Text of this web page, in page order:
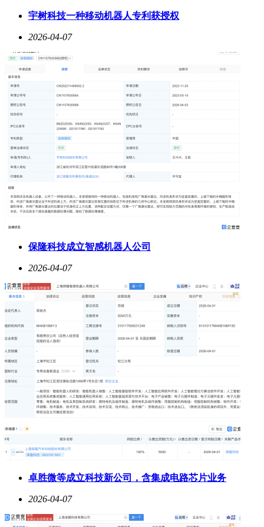
宇树科技一种移动机器人专利获授权
2026-04-07
保隆科技成立智感机器人公司
2026-04-07
卓胜微等成立科技新公司，含集成电路芯片业务
2026-04-07